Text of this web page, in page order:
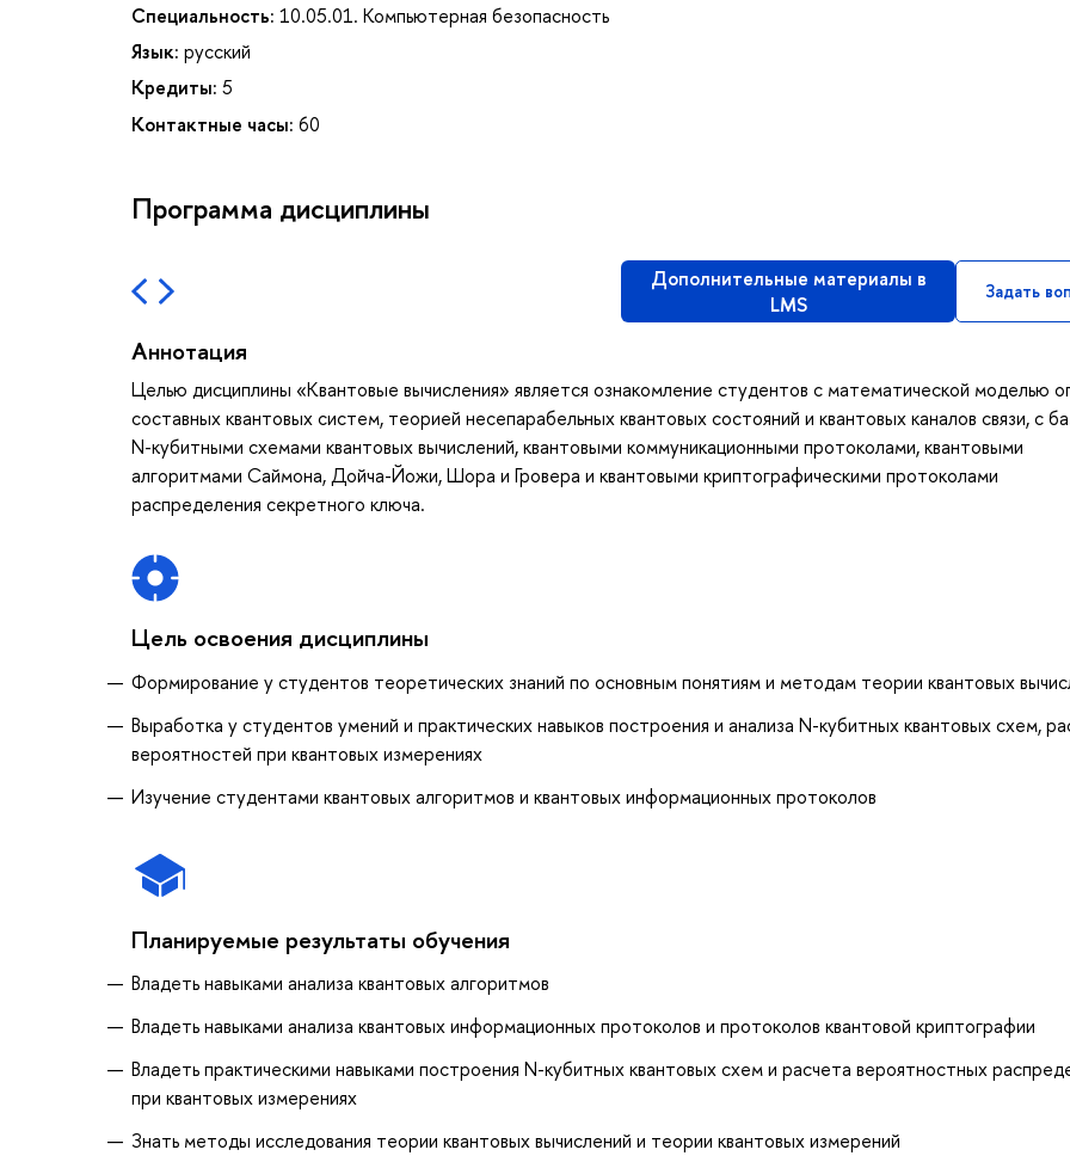
Специальность: 10.05.01. Компьютерная безопасность
Язык: русский
Кредиты: 5
Контактные часы: 60
Программа дисциплины
Дополнительные материалы в
LMS
Задать
Аннотация
Целью дисциплины «Квантовые вычисления» является ознакомление студентов с математической моделью
составных квантовых систем, теорией несепарабельных квантовых состояний и квантовых каналов связи, с
N-кубитными схемами квантовых вычислений, квантовыми коммуникационными протоколами, квантовыми
алгоритмами Саймона, Дойча-Йожи, Шора и Гровера и квантовыми криптографическими протоколами
распределения секретного ключа.
Цель освоения дисциплины
Формирование у студентов теоретических знаний по основным понятиям и методам теории квантовых
Выработка у студентов умений и практических навыков построения и анализа N-кубитных квантовых схем,
вероятностей при квантовых измерениях
Изучение студентами квантовых алгоритмов и квантовых информационных протоколов
Планируемые результаты обучения
Владеть навыками анализа квантовых алгоритмов
Владеть навыками анализа квантовых информационных протоколов и протоколов квантовой криптографии
Владеть практическими навыками построения N-кубитных квантовых схем и расчета вероятностных
при квантовых измерениях
Знать методы исследования теории квантовых вычислений и теории квантовых измерений